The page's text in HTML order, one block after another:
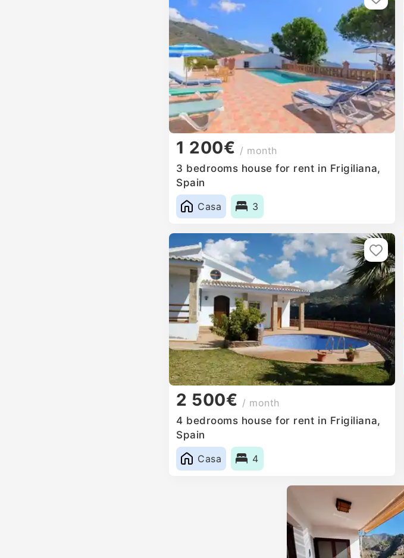
1 200€ / month
3 bedrooms house for rent in Frigiliana,
Spain
Casa
3
2 500€ / month
4 bedrooms house for rent in Frigiliana,
Spain
Casa
4